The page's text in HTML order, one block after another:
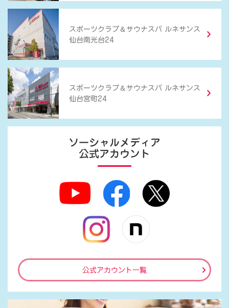
スポーツクラブ ＆ サウナスパ ルネサンス
仙台南光台24
スポーツクラブ ＆ サウナスパ ルネサンス
仙台宮町24
ソーシャルメディア
公式アカウント
公式アカウント一覧